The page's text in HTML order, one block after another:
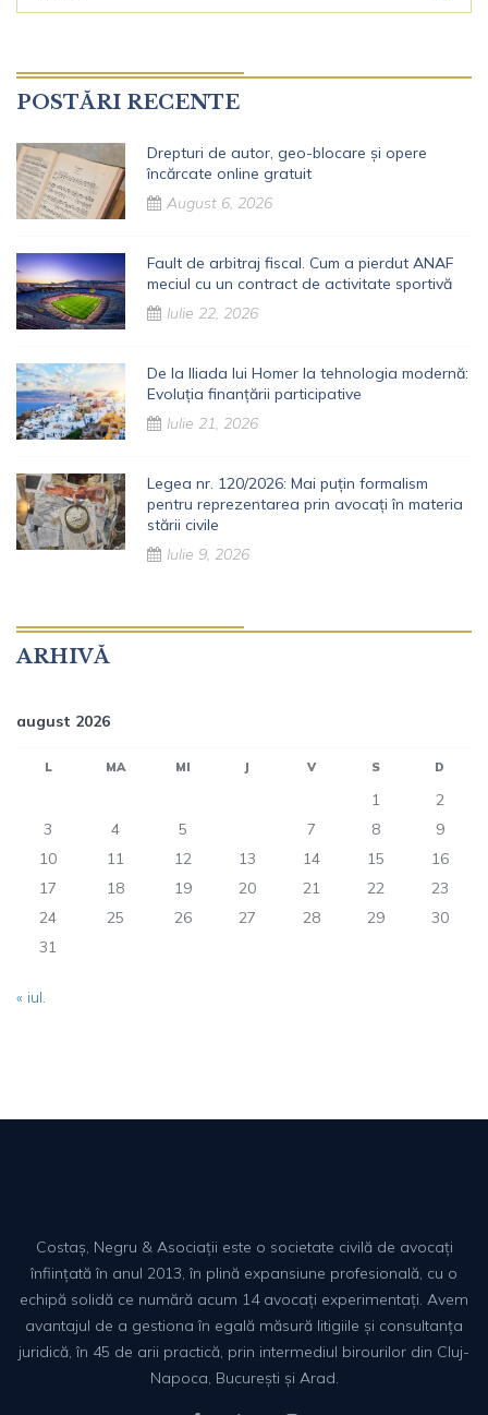
POSTĂRI RECENTE
Drepturi de autor, geo-blocare și opere
încărcate online gratuit
August 6, 2026
Fault de arbitraj fiscal. Cum a pierdut ANAF
meciul cu un contract de activitate sportivă
Iulie 22, 2026
De la Iliada lui Homer la tehnologia modernă:
Evoluția finanțării participative
Iulie 21, 2026
Legea nr. 120/2026: Mai puțin formalism
pentru reprezentarea prin avocați în materia
stării civile
Iulie 9, 2026
ARHIVĂ
august 2026
L MA MI J V S D
1
2
3
4 5 7 8
9
10
11 12 13 14 15
16
17
18 19 20 21 22
23
24
25 26 27 28 29
30
31
« iul.
Costaș, Negru & Asociații este o societate civilă de avocați
înființată în anul 2013, în plină expansiune profesională, cu o
echipă solidă ce numără acum 14 avocați experimentați. Avem
avantajul de a gestiona în egală măsură litigiile și consultanța
juridică, în 45 de arii practică, prin intermediul birourilor din Cluj-
Napoca, București și Arad.